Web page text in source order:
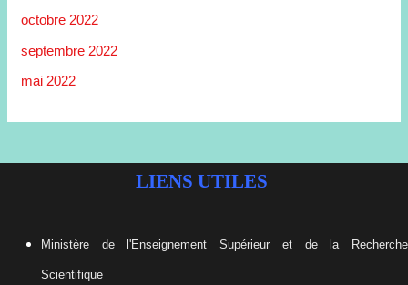
octobre 2022
septembre 2022
mai 2022
LIENS UTILES
Ministère de l'Enseignement Supérieur et de la Recherche
Scientifique